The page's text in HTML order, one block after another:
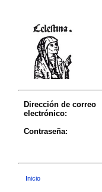
Dirección de correo
electrónico:
Contraseña:
Inicio